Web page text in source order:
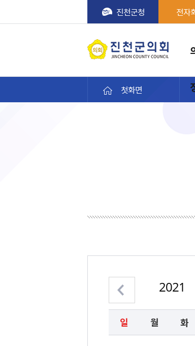
진천군의회
진천군청 전자
첫화면
2021
2021년 10월의 달력형태로 해당 날짜를 클릭하시면 해당 날짜의 일정계획을 정보를 제공합니다.
일 월 화